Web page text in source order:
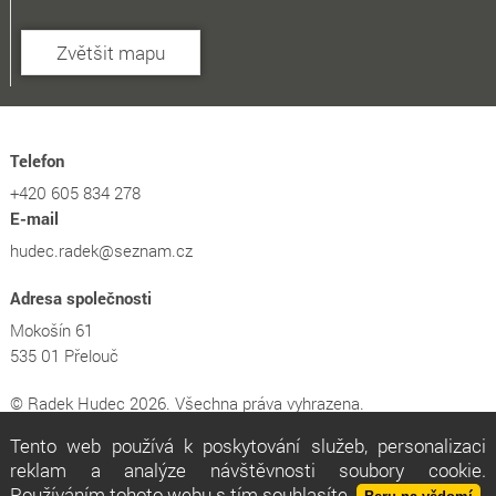
Zvětšit mapu
Telefon
+420 605 834 278
E-mail
hudec.radek@seznam.cz
Adresa společnosti
Mokošín 61
535 01 Přelouč
© Radek Hudec 2026. Všechna práva vyhrazena.
Tvorba e-shopů ,tvorba webových stráneka
optimalizace
pro vyhledávače www.webstranky.cz
Tento web používá k poskytování služeb, personalizaci
reklam a analýze návštěvnosti soubory cookie.